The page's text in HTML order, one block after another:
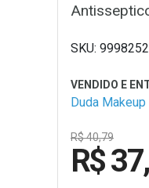
Duda Makeup
R$ 40,79
R$